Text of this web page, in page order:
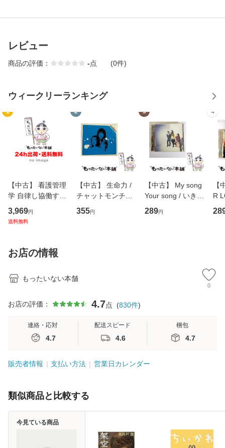
レビュー
商品の評価： -点 (0件)
ウィークリーランキング
1
【中古】 看護管理
学 自律し協働する
専門職の看護マネ
ジメントスキル 改
恵 藤本幸三 / 南江
堂 [単行
3,969円
送料無料
2
【中古】 生命力 /
チャットモンチー /
キューンレコード
[CD]【メール便送
355円
3
【中古】 My song
Your song / いきも
のがかり / [CD]
【メール便送料無
289円
4
【
R
産
お店の情報
もったいない本舗
0
お店の評価： 4.7点 (830件)
連絡・応対
4.7
配送スピード
4.6
梱包
4.7
販売者情報 支払い方法 営業日カレンダー
類似商品と比較する
今見ている商品